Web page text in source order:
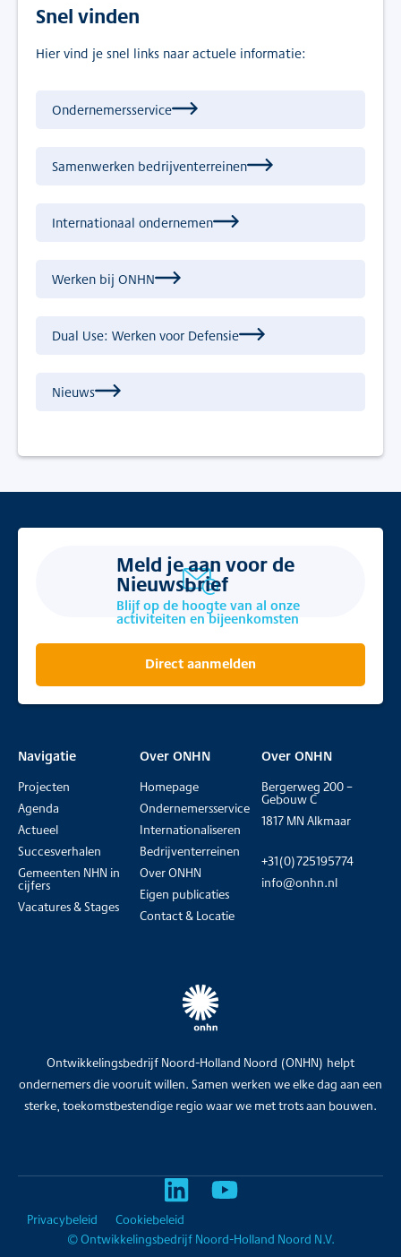
Snel vinden
Hier vind je snel links naar actuele informatie:
Ondernemersservice
Samenwerken bedrijventerreinen
Internationaal ondernemen
Werken bij ONHN
Dual Use: Werken voor Defensie
Nieuws
Meld je aan voor de
Nieuwsbrief
Blijf op de hoogte van al onze
activiteiten en bijeenkomsten
Direct aanmelden
Ontwikkelingsbedrijf Noord-Holland Noord (ONHN) helpt
ondernemers die vooruit willen. Samen werken we elke dag aan een
sterke, toekomstbestendige regio waar we met trots aan bouwen.
Navigatie
Projecten
Agenda
Actueel
Succesverhalen
Gemeenten NHN in
cijfers
Vacatures & Stages
Over ONHN
Homepage
Ondernemersservice
Internationaliseren
Bedrijventerreinen
Over ONHN
Eigen publicaties
Contact & Locatie
Over ONHN
Bergerweg 200 –
Gebouw C
1817 MN Alkmaar
+31(0)725195774
info@onhn.nl
© Ontwikkelingsbedrijf Noord-Holland Noord N.V.
Privacybeleid Cookiebeleid